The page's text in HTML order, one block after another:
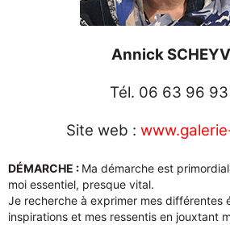
Annick
Tél. 06 63 96
Site web :
DÉMARCHE : Ma démarche est
moi essentiel, presque vital.
Je recherche à exprimer mes différentes
inspirations et mes ressentis en jouxtant